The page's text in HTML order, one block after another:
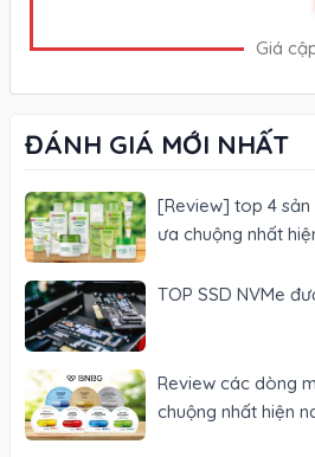
Giá
ĐÁNH GIÁ MỚI NHẤT
[Review] top 4
ưa chuộng nhất
TOP SSD NVMe
Review các dòng
chuộng nhất hiện